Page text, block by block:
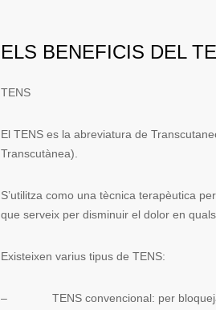
ELS BENEFICIS DEL
TENS
El TENS es la abreviatura de
Transcutànea).
S’utilitza como una tècnica terapèutica
que serveix per disminuir el dolor en
Existeixen varius tipus de TENS:
– TENS convencional: per bloquejar